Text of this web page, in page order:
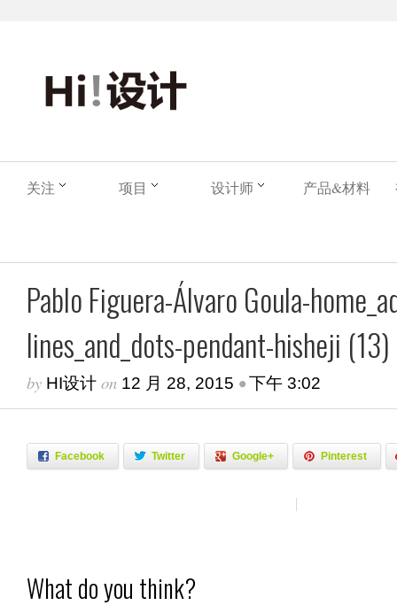
关注 项目 设计师 产品&材料
Pablo Figuera-Álvaro Goula-
lines_and_dots-pendant-hisheji (13)
by HI设计 on 12 月 28, 2015 •下午 3:02
Facebook Twitter Google+ Pinterest
What do you think?